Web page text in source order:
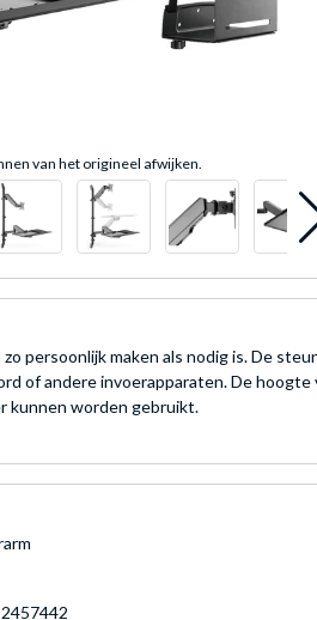
van het origineel afwijken.
persoonlijk maken als nodig is. De
of andere invoerapparaten. De
kunnen worden gebruikt.